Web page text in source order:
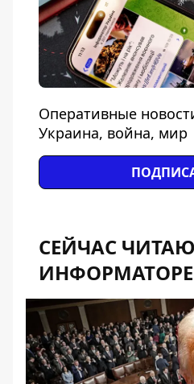
Оперативные
Украина, война, мир
СЕЙЧАС
ИНФОРМАТОРЕ